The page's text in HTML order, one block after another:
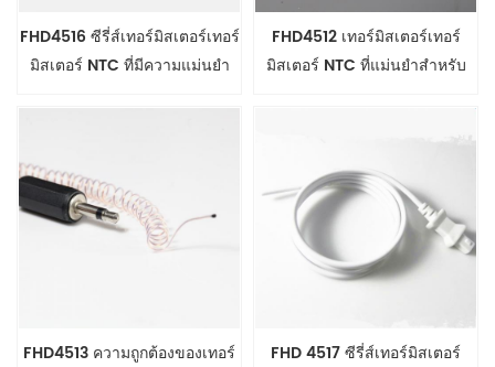
FHD4516 ซีรี่ส์เทอร์มิสเตอร์เทอร์
มิสเตอร์ NTC ที่มีความแม่นยำ
FHD4512 เทอร์มิสเตอร์เทอร์
มิสเตอร์ NTC ที่แม่นยำสำหรับ
FHD4513 ความถูกต้องของเทอร์
FHD 4517 ซีรี่ส์เทอร์มิสเตอร์